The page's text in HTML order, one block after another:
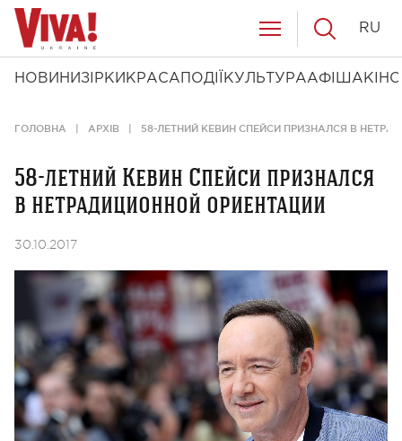
НОВИНИ ЗІРКИ КРАСА ПОДІЇ КУЛЬТУРААФІША КІНО
RU
ГОЛОВНА АРХІВ 58-ЛЕТНИЙ КЕВИН СПЕЙСИ ПРИЗНАЛСЯ В
58-летний Кевин Спейси признался
в нетрадиционной ориентации
30.10.2017